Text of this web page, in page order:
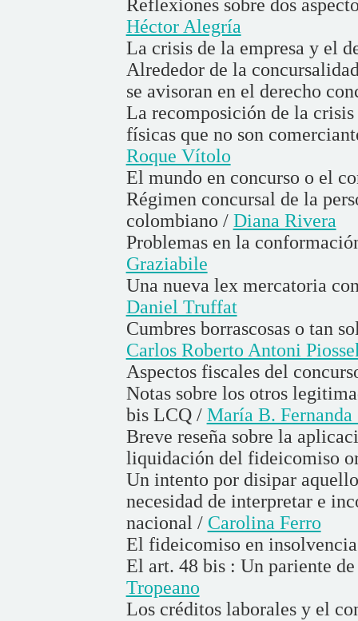
Reflexiones sobre dos
Héctor Alegría
La crisis de la empresa y el
Alrededor de la
se avisoran en el derecho
La recomposición de la crisis
físicas que no son
Roque Vítolo
El mundo en concurso o el
Régimen concursal de la
colombiano / Diana Rivera
Problemas en la
Graziabile
Una nueva lex mercatoria
Daniel Truffat
Cumbres borrascosas o tan
Carlos Roberto Antoni
Aspectos fiscales del
Notas sobre los otros
bis LCQ / María B. Fernanda
Breve reseña sobre la
liquidación del fideicomiso
Un intento por disipar
necesidad de interpretar e
nacional / Carolina Ferro
El fideicomiso en
El art. 48 bis : Un pariente
Tropeano
Los créditos laborales y el